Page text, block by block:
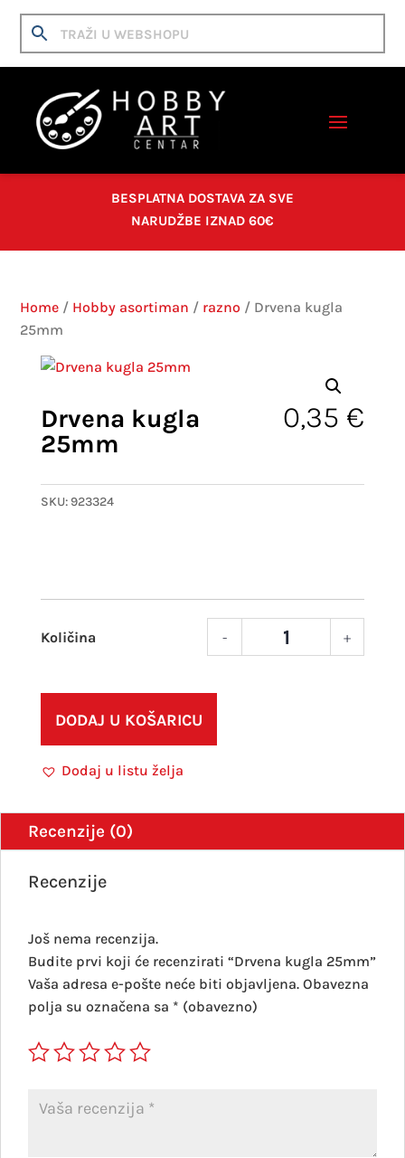
BESPLATNA DOSTAVA ZA SVE
NARUDŽBE IZNAD 60€
Home / Hobby asortiman / razno / Drvena kugla
25mm
Drvena kugla
25mm
0,35 €
SKU: 923324
- +
DODAJ U KOŠARICU
Dodaj u listu želja
Recenzije (0)
Recenzije
Još nema recenzija.
Budite prvi koji će recenzirati “Drvena kugla 25mm”
Vaša adresa e-pošte neće biti objavljena. Obavezna
polja su označena sa * (obavezno)